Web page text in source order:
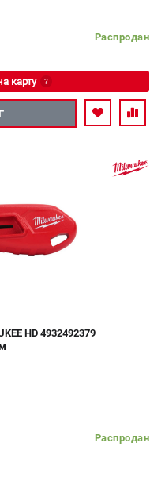
Распродан
карту ?
HD 4932492379
Распродан